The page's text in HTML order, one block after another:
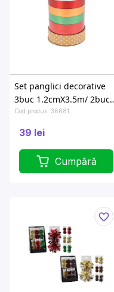
Set panglici decorative
3buc 1.2cmX3.5m/ 2buc
1.8cmX3.5m, 5 culori
Cod produs: 36681
39 lei
Cumpără